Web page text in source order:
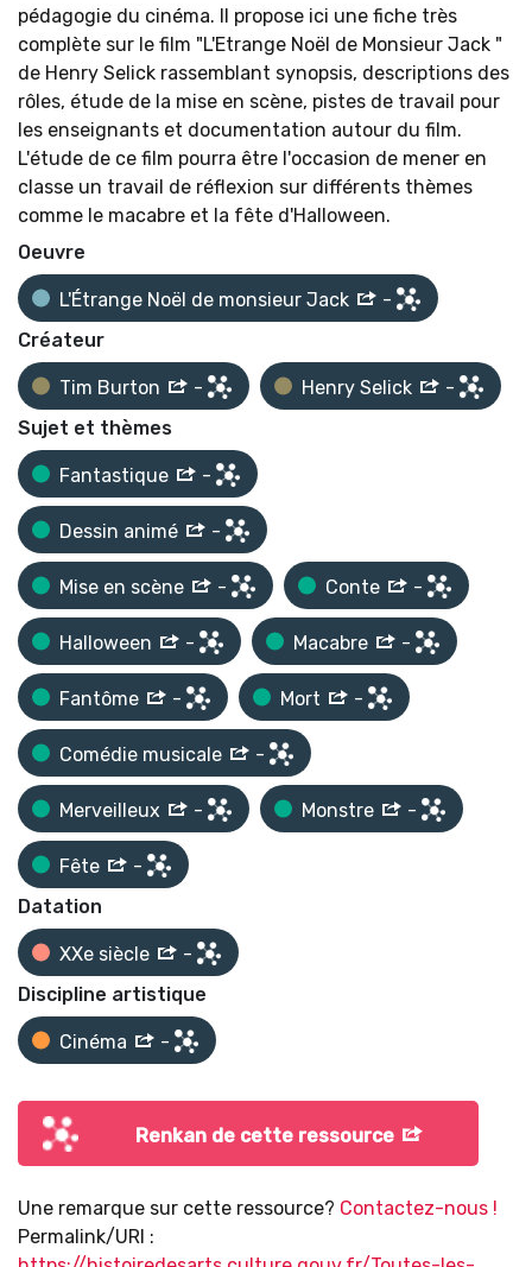
pédagogie du cinéma. Il propose ici une fiche très
complète sur le film "L'Etrange Noël de Monsieur Jack "
de Henry Selick rassemblant synopsis, descriptions des
rôles, étude de la mise en scène, pistes de travail pour
les enseignants et documentation autour du film.
L'étude de ce film pourra être l'occasion de mener en
classe un travail de réflexion sur différents thèmes
comme le macabre et la fête d'Halloween.
Oeuvre
L'Étrange Noël de monsieur Jack
-
Créateur
Tim Burton - Henry Selick
-
Sujet et thèmes
Fantastique -
Dessin animé -
Mise en scène - Conte -
Halloween - Macabre -
Fantôme - Mort -
Comédie musicale -
Merveilleux - Monstre -
Fête
-
Datation
XXe siècle
-
Discipline artistique
Cinéma -
Renkan de cette ressource
Une remarque sur cette ressource? Contactez-nous !
Permalink/URI :